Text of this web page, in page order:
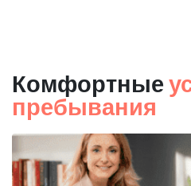
Комфортные
пребывания